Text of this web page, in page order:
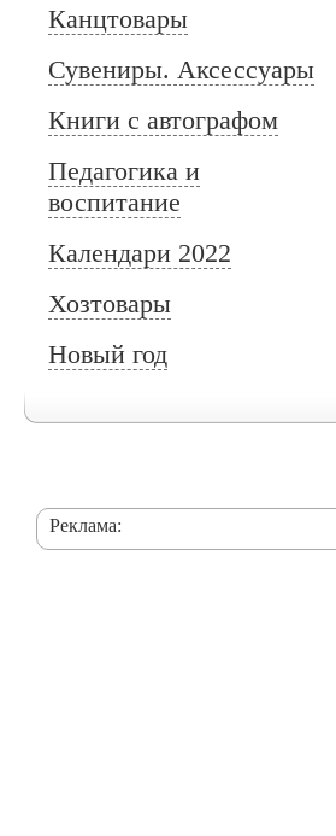
Канцтовары
Сувениры. Аксессуары
Книги с автографом
Педагогика и
воспитание
Календари 2022
Хозтовары
Новый год
Реклама: